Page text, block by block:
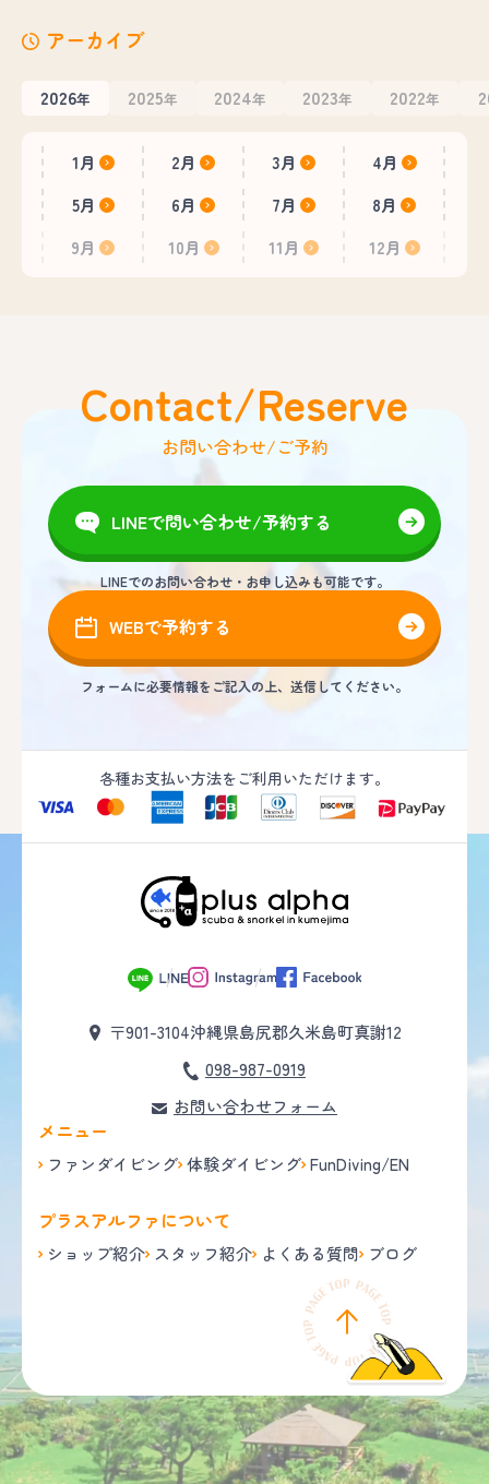
アーカイブ
2026年 2025年 2024年 2023年 2022年
1月 2月 3月
4月
5月
6月 7月
8月
9月
10月 11月 12月
Contact/Reserve
お問い合わせ/ご予約
LINEで問い合わせ/予約する
LINEでのお問い合わせ・お申し込みも可能です。
WEBで予約する
フォームに必要情報をご記入の上、送信してください。
各種お支払い方法をご利用いただけます。
〒901-3104沖縄県島尻郡久米島町真謝12
098-987-0919
お問い合わせフォーム
メニュー
ファンダイビング 体験ダイビング FunDiving/EN
プラスアルファについて
ショップ紹介 スタッフ紹介 よくある質問 ブログ